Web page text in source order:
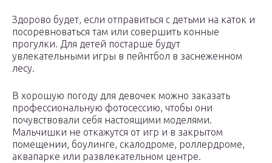
Здорово будет, если отправиться с детьми на каток и
посоревноваться там или совершить конные
прогулки. Для детей постарше будут
увлекательными игры в пейнтбол в заснеженном
лесу.
В хорошую погоду для девочек можно заказать
профессиональную фотосессию, чтобы они
почувствовали себя настоящими моделями.
Мальчишки не откажутся от игр и в закрытом
помещении, боулинге, скалодроме, роллердроме,
аквапарке или развлекательном центре.